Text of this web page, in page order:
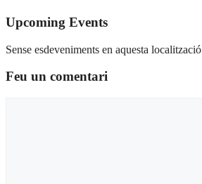
Upcoming Events
Sense esdeveniments en aquesta localització
Feu un comentari